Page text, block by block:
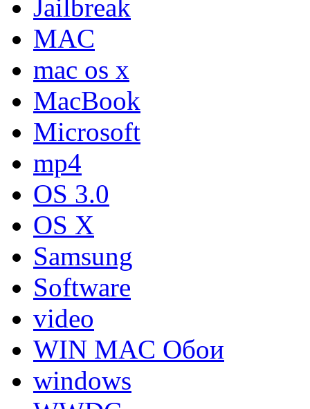
Jailbreak
MAC
mac os x
MacBook
Microsoft
mp4
OS 3.0
OS X
Samsung
Software
video
WIN MAC Обои
windows